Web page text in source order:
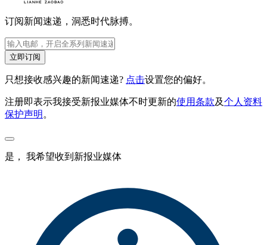
订阅新闻速递，洞悉时代脉搏。
立即订阅
只想接收感兴趣的新闻速递? 点击设置您的偏好。
注册即表示我接受新报业媒体不时更新的使用条款及个人资料
保护声明 。
是， 我希望收到新报业媒体